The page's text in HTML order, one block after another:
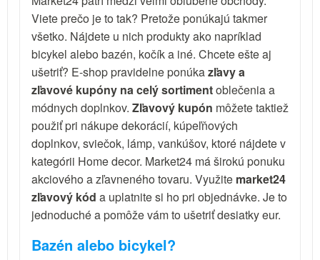
Viete prečo je to tak? Pretože ponúkajú takmer
všetko. Nájdete u nich produkty ako napríklad
bicykel alebo bazén, kočík a iné. Chcete ešte aj
ušetriť? E-shop pravidelne ponúkazľavy a
zľavové kupóny na celý sortimentoblečenia a
módnych doplnkov. Zľavový kupón môžete taktiež
použiť pri nákupe dekorácií, kúpeľňových
doplnkov, sviečok, lámp, vankúšov, ktoré nájdete v
kategórii Home decor. Market24 má širokú ponuku
akciového a zľavneného tovaru. Využite market24
zľavový kód a uplatnite si ho pri objednávke. Je to
jednoduché a pomôže vám to ušetriť desiatky eur.
Bazén alebo bicykel?